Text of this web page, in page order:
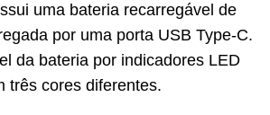
uma bateria recarregável de
por uma porta USB Type-C.
da bateria por indicadores LED
três cores diferentes.